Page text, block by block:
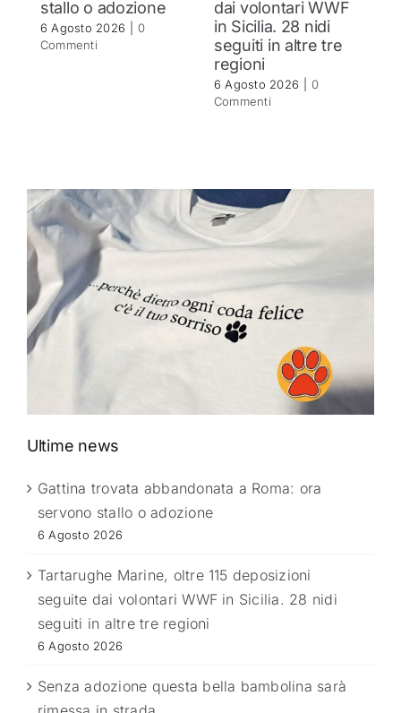
stallo o adozione
6 Agosto 2026
0
Commenti
dai volontari WWF
in Sicilia. 28 nidi
seguiti in altre tre
regioni
6 Agosto 2026
0
Commenti
Ultime news
Gattina trovata abbandonata a Roma: ora
servono stallo o adozione
6 Agosto 2026
Tartarughe Marine, oltre 115 deposizioni
seguite dai volontari WWF in Sicilia. 28 nidi
seguiti in altre tre regioni
6 Agosto 2026
Senza adozione questa bella bambolina sarà